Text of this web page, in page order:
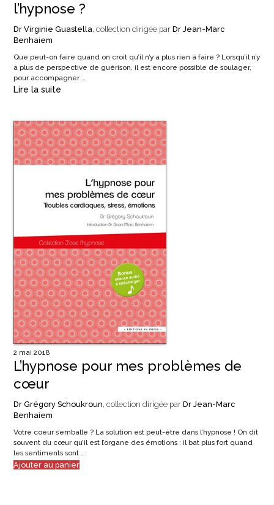
l’hypnose ?
Dr Virginie Guastella, collection dirigée par Dr Jean-Marc
Benhaiem
Que peut-on faire quand on croit qu’il n’y a plus rien à faire ? Lorsqu’il n’y
a plus de perspective de guérison, il est encore possible de soulager,
pour accompagner …
Lire la suite
2 mai 2018
L’hypnose pour mes problèmes de
cœur
Dr Grégory Schoukroun, collection dirigée par Dr Jean-Marc
Benhaiem
Votre coeur s’emballe ? La solution est peut-être dans l’hypnose ! On dit
souvent du cœur qu’il est l’organe des émotions : il bat plus fort quand
les sentiments sont …
Ajouter au panier